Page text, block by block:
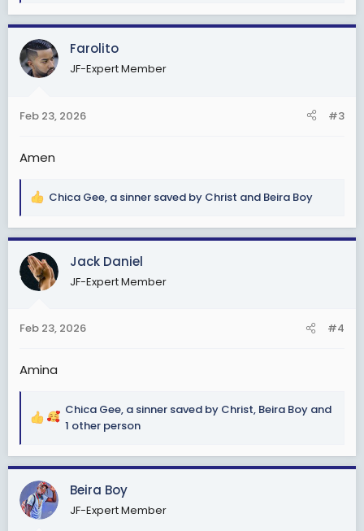
a
c
t
i
s
Farolito
JF-Expert Member
Feb 23, 2026 #3
Amen
R
a
c
t
i
s
Chica Gee, a sinner saved by Christ and Beira Boy
Jack Daniel
JF-Expert Member
Feb 23, 2026 #4
Amina
R
a
c
i
o
Chica Gee, a sinner saved by Christ, Beira Boy and
1 other person
Beira Boy
JF-Expert Member